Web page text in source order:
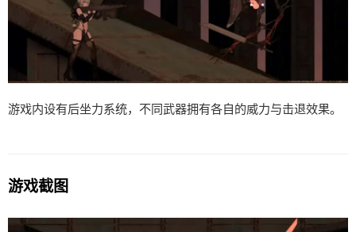
游戏内设有后坐力系统，不同武器拥有各自的威力与击退效果。
游戏截图